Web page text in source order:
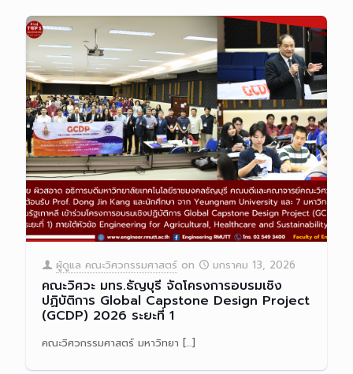
ผู้ดูแล คณะวิศวกรรมศาสตร์ on มกราคม 13, 2026
คณะวิศวะ มทร.ธัญบุรี จัดโครงการอบรมเชิง
ปฏิบัติการ Global Capstone Design Project
(GCDP) 2026 ระยะที่ 1
คณะวิศวกรรมศาสตร์ มหาวิทยา […]